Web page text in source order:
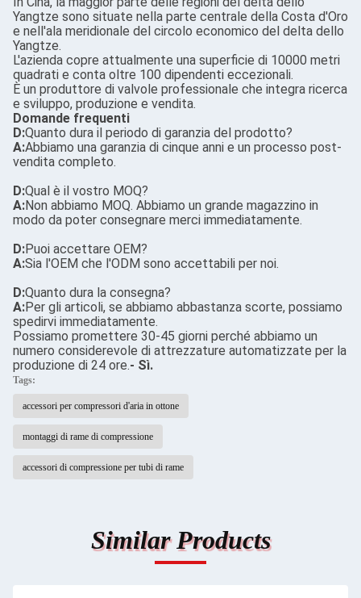
Yangtze sono situate nella parte centrale della Costa d'Oro
e nell'ala meridionale del circolo economico del delta dello
Yangtze.
L'azienda copre attualmente una superficie di 10000 metri
quadrati e conta oltre 100 dipendenti eccezionali.
È un produttore di valvole professionale che integra ricerca
e sviluppo, produzione e vendita.
Domande frequenti
D:Quanto dura il periodo di garanzia del prodotto?
A:Abbiamo una garanzia di cinque anni e un processo post-
vendita completo.
D:Qual è il vostro MOQ?
A:Non abbiamo MOQ. Abbiamo un grande magazzino in
modo da poter consegnare merci immediatamente.
D:Puoi accettare OEM?
A:Sia l'OEM che l'ODM sono accettabili per noi.
D:Quanto dura la consegna?
A:Per gli articoli, se abbiamo abbastanza scorte, possiamo
spedirvi immediatamente.
Possiamo promettere 30-45 giorni perché abbiamo un
numero considerevole di attrezzature automatizzate per la
produzione di 24 ore.- Sì.
Tags:
accessori per compressori d'aria in ottone
montaggi di rame di compressione
accessori di compressione per tubi di rame
Similar Products